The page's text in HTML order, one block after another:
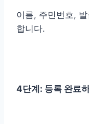
이름, 주민번호,
합니다.
4단계: 등록 완료